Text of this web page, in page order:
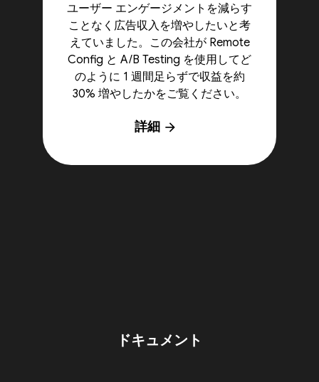
ユーザー エンゲージメントを減らす
ことなく広告収入を増やしたいと考
えていました。この会社が Remote
Config と A/B Testing を使用してど
のように 1 週間足らずで収益を約
30% 増やしたかをご覧ください。
詳細 arrow_forward
ドキュメント